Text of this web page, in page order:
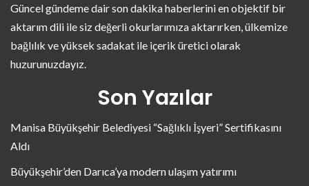
Güncel gündeme dair son dakika haberlerini en objektif bir
aktarım dili ile siz değerli okurlarımıza aktarırken, ülkemize
bağlılık ve yüksek sadakat ile içerik üretici olarak
huzurunuzdayız.
Son Yazılar
Manisa Büyükşehir Belediyesi “Sağlıklı İşyeri” Sertifikasını
Aldı
Büyükşehir’den Darıca’ya modern ulaşım yatırımı